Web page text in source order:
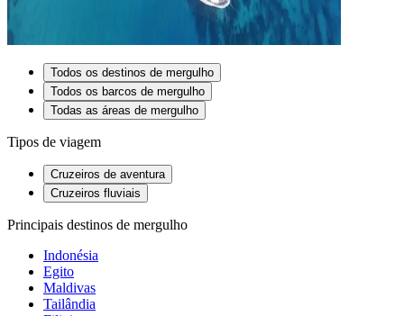
Todos os destinos de mergulho
Todos os barcos de mergulho
Todas as áreas de mergulho
Tipos de viagem
Cruzeiros de aventura
Cruzeiros fluviais
Principais destinos de mergulho
Indonésia
Egito
Maldivas
Tailândia